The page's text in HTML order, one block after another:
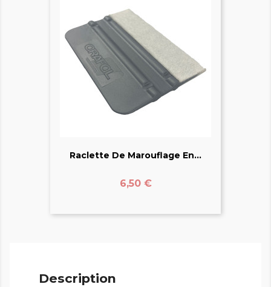
Raclette De Marouflage En...
Prix
6,50 €
Description